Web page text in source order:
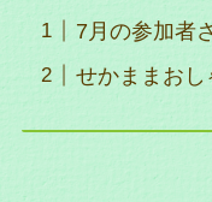
7月の参加者
せかままお